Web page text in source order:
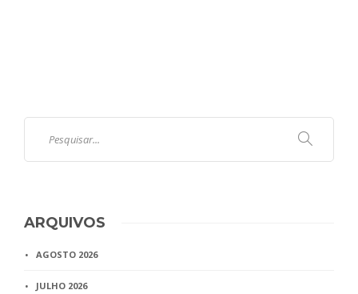
ARQUIVOS
AGOSTO 2026
JULHO 2026